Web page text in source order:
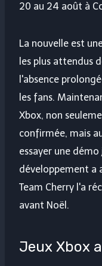
20 au 24 août à
La nouvelle est
les plus attendus
l'absence
les fans.
Xbox, non
confirmée, mais
essayer une
développement a
Team Cherry l'a
avant Noël.
Jeux Xbox